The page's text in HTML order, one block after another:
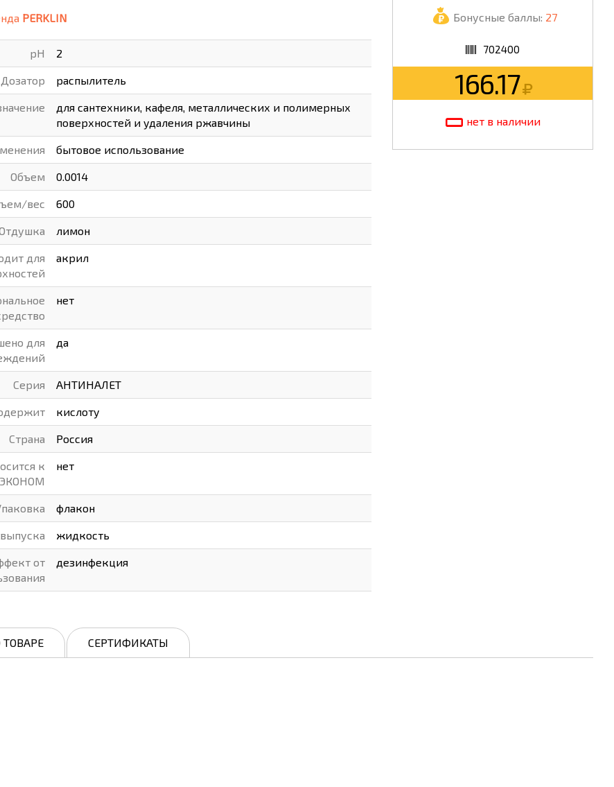
ШКОЛА
И ОСВЕЩЕНИЕ
Бонусные баллы: 27
702400
166.17
нет в наличии
PERKLIN
pH 2
Дозатор распылитель
для сантехники, кафеля, металлических и полимерных
поверхностей и удаления ржавчины
бытовое использование
Объем 0.0014
вес 600
лимон
для
акрил
нет
для
да
Серия АНТИНАЛЕТ
кислоту
Страна Россия
к
ЭКОНОМ
нет
флакон
жидкость
от
дезинфекция
ТОВАРЕ СЕРТИФИКАТЫ